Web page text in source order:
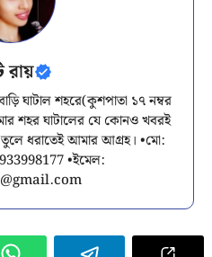
রায়
ঘাটাল শহরে(কুশপাতা ১৭ নম্বর
শহর ঘাটালের যে কোনও খবরই
ধরাতেই আমার আগ্রহ। •মো:
•ইমেল: